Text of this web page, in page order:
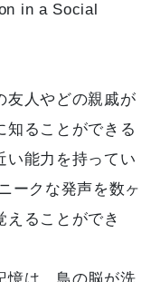
in a Social
友人やどの親戚が
知ることができる
い能力を持ってい
ークな発声を数ヶ
えることができ